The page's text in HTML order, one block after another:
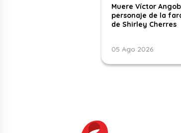
Muere Víctor
personaje de la
de Shirley Cherres
05 Ago 2026